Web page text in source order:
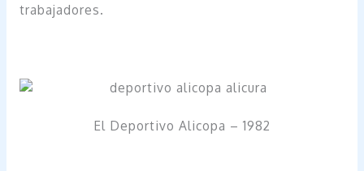
trabajadores.
El Deportivo Alicopa – 1982